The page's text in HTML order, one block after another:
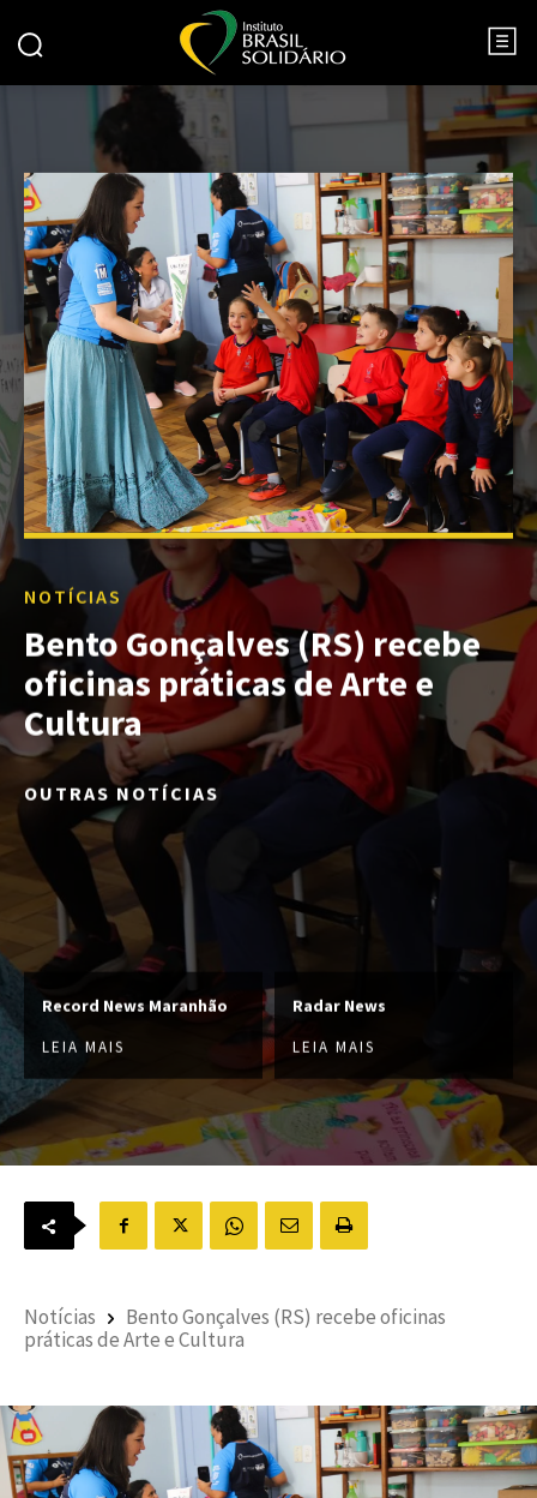
NOTÍCIAS
Bento Gonçalves (RS) recebe
oficinas práticas de Arte e
Cultura
OUTRAS NOTÍCIAS
Record News Maranhão
LEIA MAIS
Radar News
LEIA MAIS
Notícias
Bento Gonçalves (RS) recebe oficinas
práticas de Arte e Cultura